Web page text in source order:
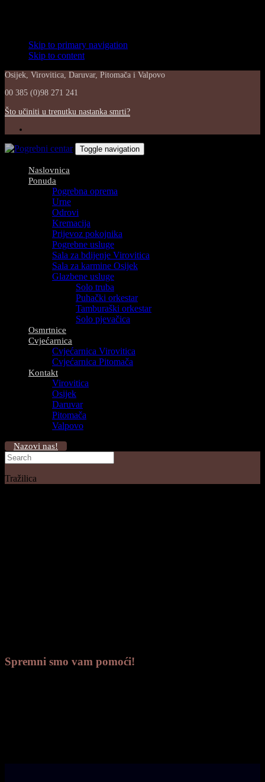
Skip to primary navigation
Skip to content
Osijek, Virovitica, Daruvar, Pitomača i Valpovo
00 385 (0)98 271 241
Što učiniti u trenutku nastanka smrti?
Toggle navigation
Naslovnica
Ponuda
Pogrebna oprema
Urne
Odrovi
Kremacija
Prijevoz pokojnika
Pogrebne usluge
Sala za bdijenje Virovitica
Sala za karmine Osijek
Glazbene usluge
Solo truba
Puhački orkestar
Tamburaški orkestar
Solo pjevačica
Osmrtnice
Cvjećarnica
Cvjećarnica Virovitica
Cvjećarnica Pitomača
Kontakt
Virovitica
Osijek
Daruvar
Pitomača
Valpovo
Nazovi nas!
Tražilica
Spremni smo vam pomoći!